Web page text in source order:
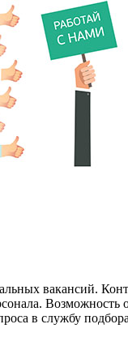
вакансий.
Возможность
в службу